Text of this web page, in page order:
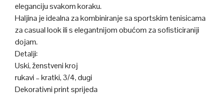
eleganciju svakom koraku.
Haljina je idealna za kombiniranje sa sportskim tenisicama
za casual look ili s elegantnijom obućom za sofisticiraniji
dojam.
Detalji:
Uski, ženstveni kroj
rukavi – kratki, 3/4, dugi
Dekorativni print sprijeda